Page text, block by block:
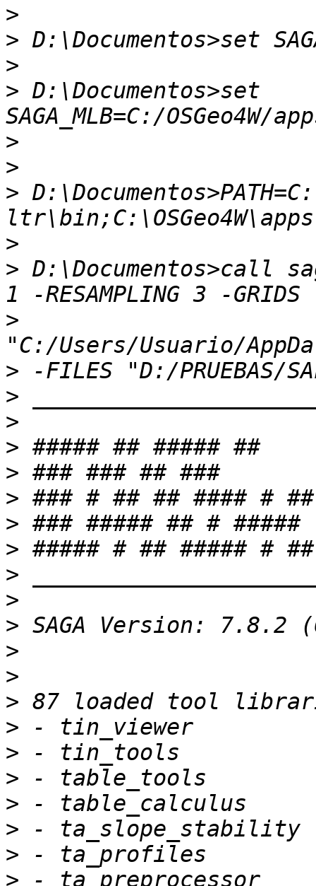
>
>
>
> D:\Documentos>set
>
>
>
>
> D:\Documentos>call
>
>
>
>
>
>
>
>
>
>
>
>
>
>
>
>
>
>
>
>
>
>